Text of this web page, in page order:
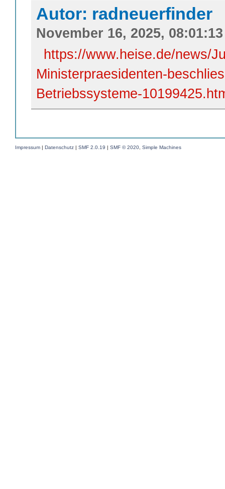
Autor: radneuerfinder
November 16, 2025, 08:01:13
https://www.heise.de/news/
Ministerpraesidenten-
Betriebssysteme-
Impressum | Datenschutz | SMF 2.0.19 | SMF © 2020, Simple Machines